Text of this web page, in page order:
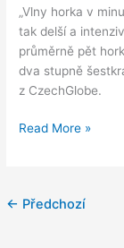
„Vlny horka v
tak delší a
průměrně pět
dva stupně
z CzechGlobe.
Read More »
← Předchozí